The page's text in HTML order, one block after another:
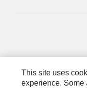
This site uses
experience. Some